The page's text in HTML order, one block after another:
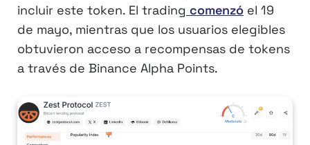
incluir este token. El trading comenzó el 19
de mayo, mientras que los usuarios elegibles
obtuvieron acceso a recompensas de tokens
a través de Binance Alpha Points.